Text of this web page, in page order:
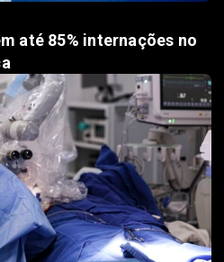
até 85% internações no